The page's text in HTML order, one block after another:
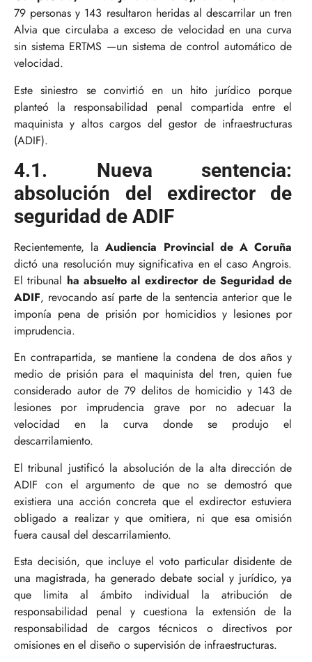
79 personas y 143 resultaron heridas al descarrilar un tren
Alvia que circulaba a exceso de velocidad en una curva
sin sistema ERTMS —un sistema de control automático de
velocidad.
Este siniestro se convirtió en un hito jurídico porque
planteó la responsabilidad penal compartida entre el
maquinista y altos cargos del gestor de infraestructuras
(ADIF).
4.1. Nueva sentencia:
absolución del exdirector de
seguridad de ADIF
Recientemente, laAudiencia Provincial de A Coruña
dictó una resolución muy significativa en el caso Angrois.
El tribunal ha absuelto al exdirector de Seguridad de
ADIF, revocando así parte de la sentencia anterior que le
imponía pena de prisión por homicidios y lesiones por
imprudencia.
En contrapartida, se mantiene la condena de dos años y
medio de prisión para el maquinista del tren, quien fue
considerado autor de 79 delitos de homicidio y 143 de
lesiones por imprudencia grave por no adecuar la
velocidad en la curva donde se produjo el
descarrilamiento.
El tribunal justificó la absolución de la alta dirección de
ADIF con el argumento de que no se demostró que
existiera una acción concreta que el exdirector estuviera
obligado a realizar y que omitiera, ni que esa omisión
fuera causal del descarrilamiento.
Esta decisión, que incluye el voto particular disidente de
una magistrada, ha generado debate social y jurídico, ya
que limita al ámbito individual la atribución de
responsabilidad penal y cuestiona la extensión de la
responsabilidad de cargos técnicos o directivos por
omisiones en el diseño o supervisión de infraestructuras.